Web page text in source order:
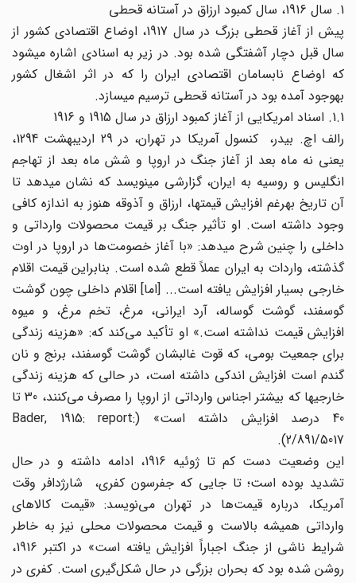
پیش از آغاز قحطی بزرگ در سال 1917، اوضاع اقتصادی کشور از
سال قبل دچار آشفتگی شده بود. در زیر به اسنادی اشاره میشود
که اوضاع نابسامان اقتصادی ایران را که در اثر اشغال کشور
بهوجود آمده بود در آستانه قحطی ترسیم میسازد.
رالف اچ. بیدر، کنسول آمریکا در تهران، در 29 اردیبهشت 1294،
یعنی نه ماه بعد از آغاز جنگ در اروپا و شش ماه بعد از تهاجم
انگلیس و روسیه به ایران، گزارشی مینویسد که نشان میدهد تا
آن تاریخ بهرغم افزایش قیمتها، ارزاق و آذوقه هنوز به اندازه کافی
وجود داشته است. او تأثیر جنگ بر قیمت ‌‌محصولات وارداتی و
داخلی را چنین شرح میدهد: «با آغاز خصومت‌ها ‌‌در اروپا در اوت
گذشته، واردات به ایران عملاً قطع شده است. بنابراین قیمت اقلام
خارجی بسیار افزایش یافته است... [اما] اقلام داخلی چون گوشت
گوسفند، گوشت گوساله، آرد ایرانی، مرغ، تخم مرغ، و میوه
افزایش قیمت نداشته است.» او تأکید می‌‌کند که: «هزینه زندگی
برای جمعیت بومی، که قوت غالبشان گوشت گوسفند، برنج و نان
گندم است افزایش اندکی داشته است، در حالی که هزینه زندگی
خارجیها ‌‌که بیشتر اجناس وارداتی از اروپا را مصرف می‌‌کنند، 30 تا
40 درصد افزایش داشته است» (Bader, 1915: report:
2/891/5017).
این وضعیت دست کم تا ژوئیه 1916، ادامه داشته و در حال
تشدید بوده است؛ تا جایی که جفرسون کفری، شارژدافر وقت
آمریکا، درباره قیمت‌ها ‌‌در تهران می‌‌نویسد: «قیمت کالاهای
وارداتی همیشه بالاست و قیمت محصولات محلی نیز به خاطر
شرایط ناشی از جنگ اجباراً افزایش یافته است» در اکتبر 1916،
روشن شده بود که بحران بزرگی در حال شکل‌گیری است. کفری در